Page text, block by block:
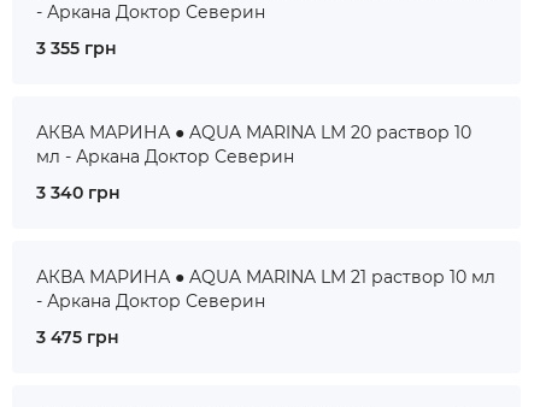
- Аркана Доктор Северин
3 355 грн
АКВА МАРИНА ● AQUA MARINA LM 20 раствор 10
мл - Аркана Доктор Северин
3 340 грн
АКВА МАРИНА ● AQUA MARINA LM 21 раствор 10 мл
- Аркана Доктор Северин
3 475 грн